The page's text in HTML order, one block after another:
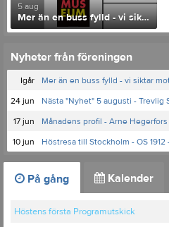
5 aug
Mer än en buss fylld - vi siktar mot två!
Nyheter från föreningen
Igår
Mer än en buss fylld - vi siktar
24 jun
Nästa "Nyhet" 5 augusti - Trevlig
17 jun
Månadens profil - Arne Hegerfors
10 jun
Höstresa till Stockholm - OS
På gång Kalender
Höstens första Programutskick